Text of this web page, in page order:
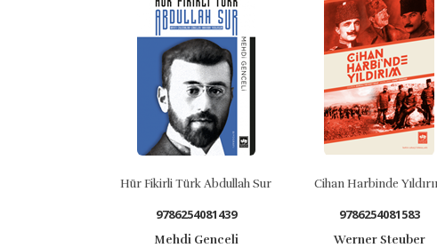
Hür Fikirli Türk Abdullah Sur
9786254081439
Mehdi Genceli
Cihan Harbinde Yıldırım
9786254081583
Werner Steuber